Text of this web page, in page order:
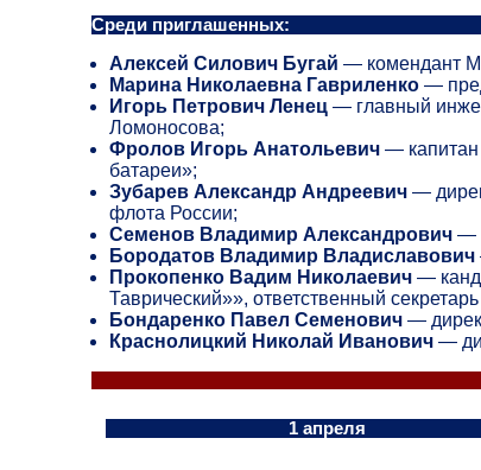
Среди приглашенных:
Алексей Силович Бугай — комендант
Марина Николаевна Гавриленко —
Игорь Петрович Ленец — главный
Ломоносова;
Фролов Игорь Анатольевич —
батареи»;
Зубарев Александр Андреевич —
флота России;
Семенов Владимир Александрович —
Бородатов Владимир Владиславович
Прокопенко Вадим Николаевич —
Таврический»», ответственный
Бондаренко Павел Семенович —
Краснолицкий Николай Иванович —
1 апреля